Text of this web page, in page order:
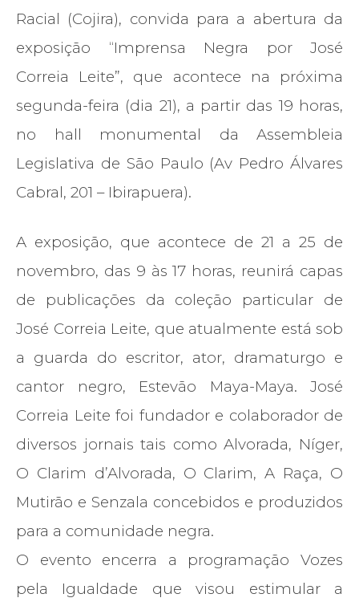
Racial (Cojira), convida para a abertura da
exposição “Imprensa Negra por José
Correia Leite”, que acontece na próxima
segunda-feira (dia 21), a partir das 19 horas,
no hall monumental da Assembleia
Legislativa de São Paulo (Av Pedro Álvares
Cabral, 201 – Ibirapuera).
A exposição, que acontece de 21 a 25 de
novembro, das 9 às 17 horas, reunirá capas
de publicações da coleção particular de
José Correia Leite, que atualmente está sob
a guarda do escritor, ator, dramaturgo e
cantor negro, Estevão Maya-Maya. José
Correia Leite foi fundador e colaborador de
diversos jornais tais como Alvorada, Níger,
O Clarim d’Alvorada, O Clarim, A Raça, O
Mutirão e Senzala concebidos e produzidos
para a comunidade negra.
O evento encerra a programação Vozes
pela Igualdade que visou estimular a